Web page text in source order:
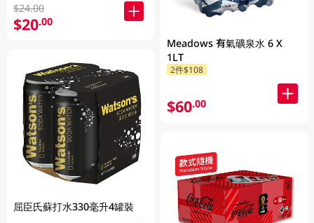
$24.00
$20.00
屈臣氏蘇打水330毫升4罐裝
Meadows 有氣礦泉水 6 X
1LT
2件$108
$60.00